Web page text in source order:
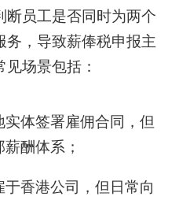
断员工是否同时为两个
务，导致薪俸税申报主
场景包括：
体签署雇佣合同，但
酬体系；
于香港公司，但日常向